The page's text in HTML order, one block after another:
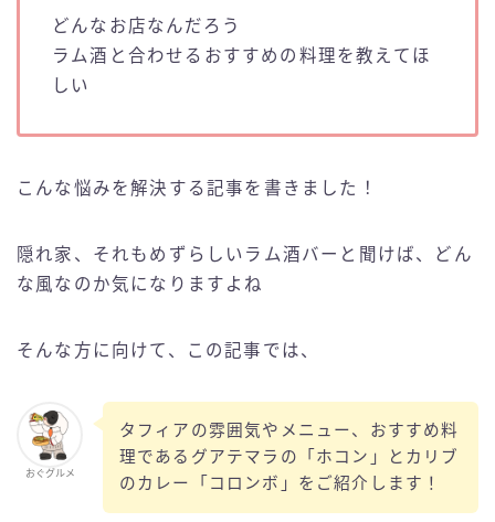
どんなお店なんだろう
ラム酒と合わせるおすすめの料理を教えてほ
しい
こんな悩みを解決する記事を書きました！
隠れ家、それもめずらしいラム酒バーと聞けば、どん
な風なのか気になりますよね
そんな方に向けて、この記事では、
おぐグルメ
タフィアの雰囲気やメニュー、おすすめ料
理であるグアテマラの「ホコン」とカリブ
のカレー「コロンボ」をご紹介します！